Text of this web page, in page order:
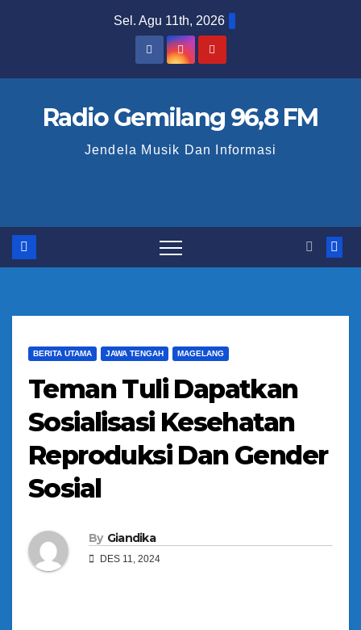
t
Sel. Agu 11th, 2026
Radio Gemilang 96,8 FM
Jendela Musik Dan Informasi
BERITA UTAMA JAWA TENGAH MAGELANG
Teman Tuli Dapatkan
Sosialisasi Kesehatan
Reproduksi Dan Gender
Sosial
By Giandika
DES 11, 2024